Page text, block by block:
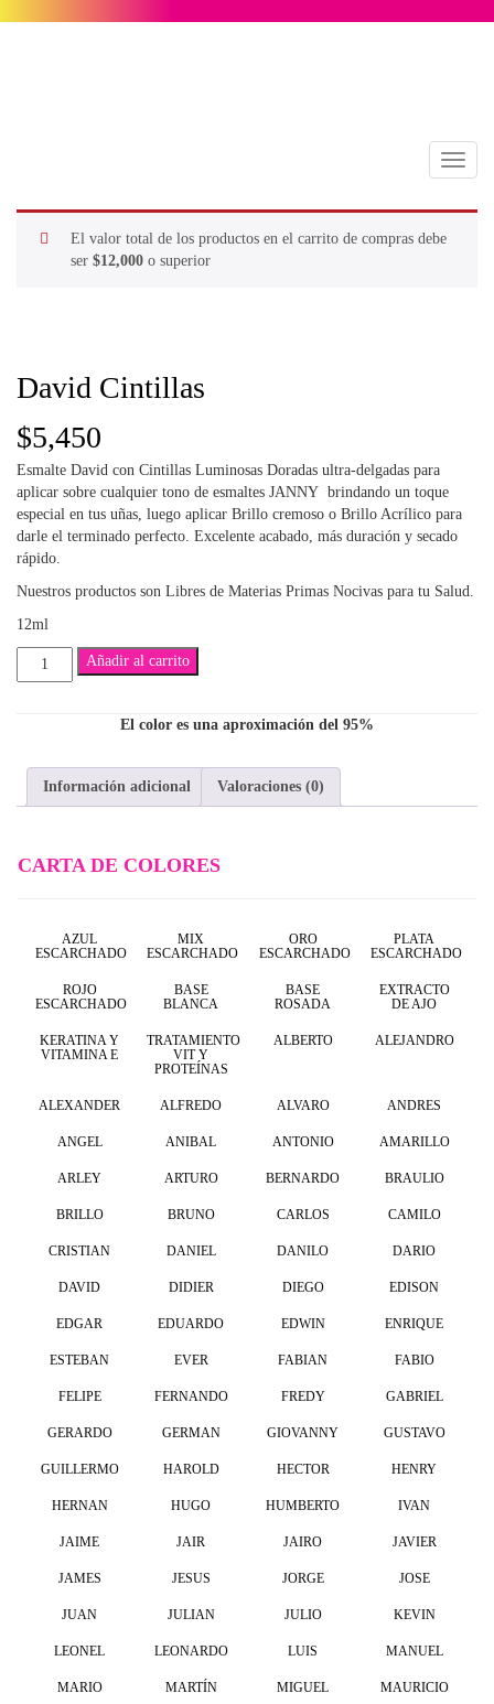
Toggle
El valor total de los productos en el carrito de compras debe
ser $12,000 o superior
David Cintillas
$5,450
Esmalte David con Cintillas Luminosas Doradas ultra-delgadas para
aplicar sobre cualquier tono de esmaltes JANNY brindando un toque
especial en tus uñas, luego aplicar Brillo cremoso o Brillo Acrílico para
darle el terminado perfecto. Excelente acabado, más duración y secado
rápido.
Nuestros productos son Libres de Materias Primas Nocivas para tu Salud.
12ml
David
Cintillas
Añadir al carrito
El color es una aproximación del 95%
Información adicional Valoraciones (0)
CARTA DE COLORES
AZUL
ESCARCHADO
MIX
ESCARCHADO
ORO
ESCARCHADO
PLATA
ESCARCHADO
ROJO
ESCARCHADO
BASE
BLANCA
BASE
ROSADA
EXTRACTO
DE AJO
KERATINA Y
VITAMINA E
TRATAMIENTO
VIT Y
PROTEÍNAS
ALBERTO ALEJANDRO
ALEXANDER ALFREDO ALVARO ANDRES
ANGEL ANIBAL ANTONIO AMARILLO
ARLEY ARTURO BERNARDO BRAULIO
BRILLO BRUNO CARLOS CAMILO
CRISTIAN DANIEL DANILO DARIO
DAVID DIDIER DIEGO EDISON
EDGAR EDUARDO EDWIN ENRIQUE
ESTEBAN EVER FABIAN FABIO
FELIPE FERNANDO FREDY GABRIEL
GERARDO GERMAN GIOVANNY GUSTAVO
GUILLERMO HAROLD HECTOR HENRY
HERNAN HUGO HUMBERTO IVAN
JAIME JAIR JAIRO JAVIER
JAMES JESUS JORGE JOSE
JUAN JULIAN JULIO KEVIN
LEONEL LEONARDO LUIS MANUEL
MARIO MARTÍN MIGUEL MAURICIO